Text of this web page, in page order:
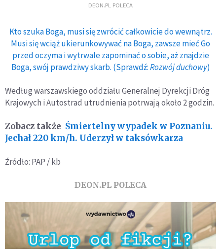
DEON.PL POLECA
Kto szuka Boga, musi się zwrócić całkowicie do wewnątrz.
Musi się wciąż ukierunkowywać na Boga, zawsze mieć Go
przed oczyma i wytrwale zapominać o sobie, aż znajdzie
Boga, swój prawdziwy skarb. (Sprawdź:Rozwój duchowy)
Według warszawskiego oddziału Generalnej Dyrekcji Dróg
Krajowych i Autostrad utrudnienia potrwają około 2 godzin.
Zobacz także Śmiertelny wypadek w Poznaniu.
Jechał 220 km/h. Uderzył w taksówkarza
Źródło: PAP / kb
DEON.PL POLECA